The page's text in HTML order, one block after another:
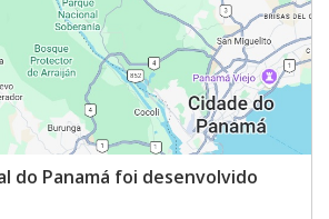
do Panamá foi desenvolvido